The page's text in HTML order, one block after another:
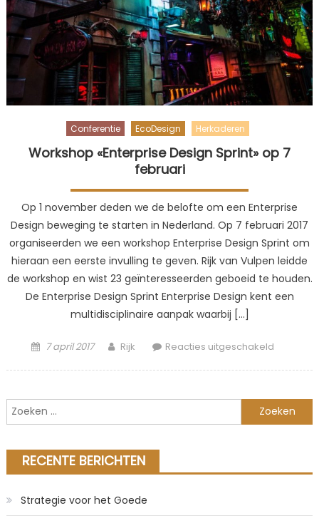
Conferentie EcoDesign Herkaderen
Workshop «Enterprise Design Sprint» op 7
februari
Op 1 november deden we de belofte om een Enterprise
Design beweging te starten in Nederland. Op 7 februari 2017
organiseerden we een workshop Enterprise Design Sprint om
hieraan een eerste invulling te geven. Rijk van Vulpen leidde
de workshop en wist 23 geïnteresseerden geboeid te houden.
De Enterprise Design Sprint Enterprise Design kent een
multidisciplinaire aanpak waarbij […]
Posted
7 april 2017 Author
Rijk Reacties uitgeschakeldvoor
Sprint»
op
Zoeken
naar:
RECENTE BERICHTEN
Strategie voor het Goede